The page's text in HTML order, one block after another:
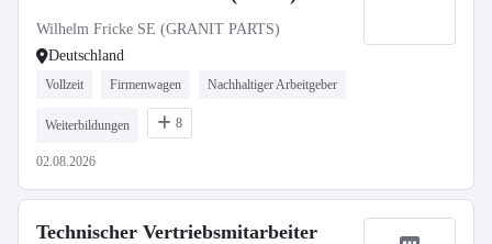
Wilhelm Fricke SE (GRANIT PARTS)
Deutschland
Vollzeit Firmenwagen Nachhaltiger Arbeitgeber
Weiterbildungen 8
02.08.2026
Technischer Vertriebsmitarbeiter